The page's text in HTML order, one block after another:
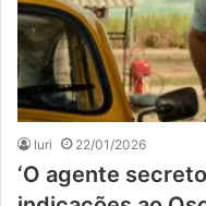
Iuri 22/01/2026
‘O agente